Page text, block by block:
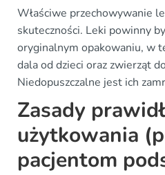
Właściwe przechowywanie
skuteczności. Leki powinny
oryginalnym opakowaniu, w
dala od dzieci oraz zwierząt
Niedopuszczalne jest ich
Zasady
użytkowania
pacjentom